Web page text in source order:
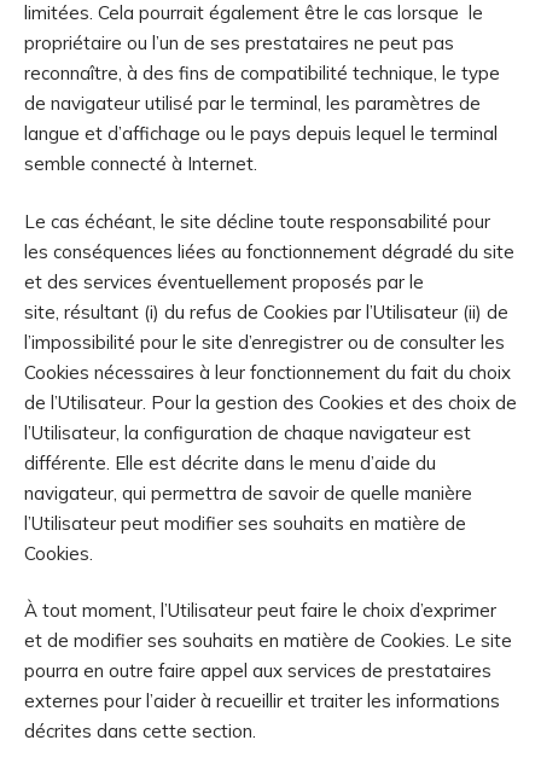
limitées. Cela pourrait également être le cas lorsque le
propriétaire ou l’un de ses prestataires ne peut pas
reconnaître, à des fins de compatibilité technique, le type
de navigateur utilisé par le terminal, les paramètres de
langue et d’affichage ou le pays depuis lequel le terminal
semble connecté à Internet.
Le cas échéant, le site décline toute responsabilité pour
les conséquences liées au fonctionnement dégradé du site
et des services éventuellement proposés par le
site, résultant (i) du refus de Cookies par l’Utilisateur (ii) de
l’impossibilité pour le site d’enregistrer ou de consulter les
Cookies nécessaires à leur fonctionnement du fait du choix
de l’Utilisateur. Pour la gestion des Cookies et des choix de
l’Utilisateur, la configuration de chaque navigateur est
différente. Elle est décrite dans le menu d’aide du
navigateur, qui permettra de savoir de quelle manière
l’Utilisateur peut modifier ses souhaits en matière de
Cookies.
À tout moment, l’Utilisateur peut faire le choix d’exprimer
et de modifier ses souhaits en matière de Cookies. Le site
pourra en outre faire appel aux services de prestataires
externes pour l’aider à recueillir et traiter les informations
décrites dans cette section.